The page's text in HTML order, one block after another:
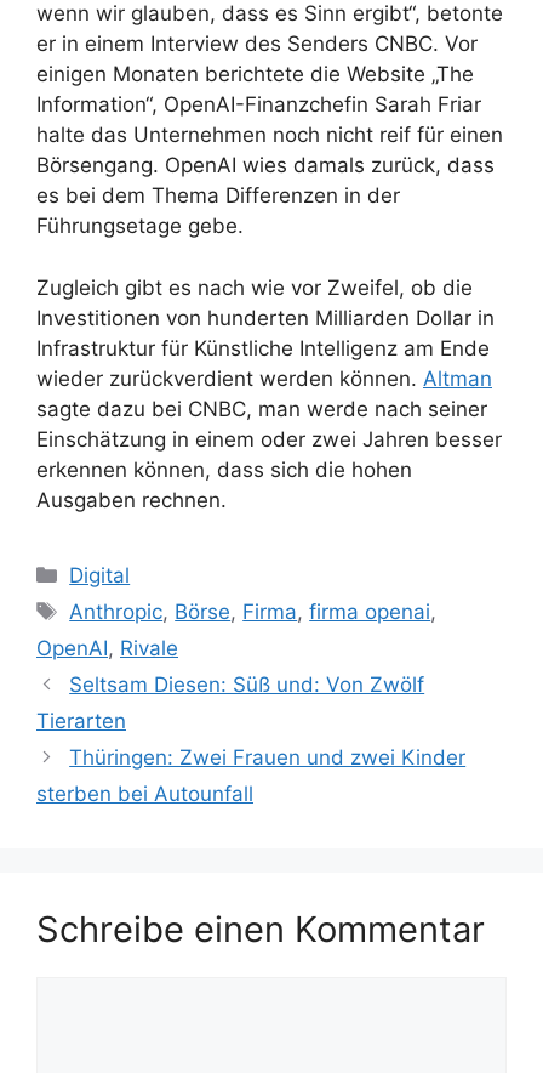
wenn wir glauben, dass es Sinn ergibt“, betonte
er in einem Interview des Senders CNBC. Vor
einigen Monaten berichtete die Website „The
Information“, OpenAI-Finanzchefin Sarah Friar
halte das Unternehmen noch nicht reif für einen
Börsengang. OpenAI wies damals zurück, dass
es bei dem Thema Differenzen in der
Führungsetage gebe.
Zugleich gibt es nach wie vor Zweifel, ob die
Investitionen von hunderten Milliarden Dollar in
Infrastruktur für Künstliche Intelligenz am Ende
wieder zurückverdient werden können. Altman
sagte dazu bei CNBC, man werde nach seiner
Einschätzung in einem oder zwei Jahren besser
erkennen können, dass sich die hohen
Ausgaben rechnen.
Kategorien
Digital
Schlagwörter
Anthropic, Börse, Firma,firma openai,
OpenAI, Rivale
Seltsam Diesen: Süß und: Von Zwölf
Tierarten
Thüringen: Zwei Frauen und zwei Kinder
sterben bei Autounfall
Schreibe einen Kommentar